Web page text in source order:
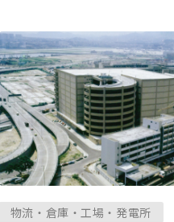
物流・倉庫・工場・発電所